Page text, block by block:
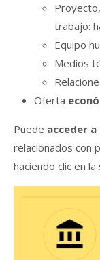
trabajo:
Equipo
Medios
Oferta
Puede acceder
relacionados con
haciendo clic en